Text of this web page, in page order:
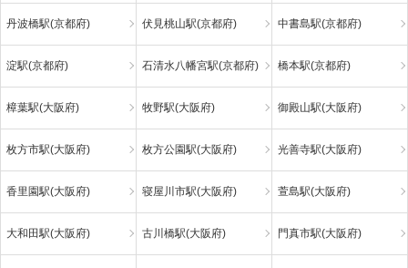
丹波橋駅(京都府) 伏見桃山駅(京都府) 中書島駅(京都府)
淀駅(京都府) 石清水八幡宮駅(京都府) 橋本駅(京都府)
樟葉駅(大阪府) 牧野駅(大阪府) 御殿山駅(大阪府)
枚方市駅(大阪府) 枚方公園駅(大阪府) 光善寺駅(大阪府)
香里園駅(大阪府) 寝屋川市駅(大阪府) 萱島駅(大阪府)
大和田駅(大阪府) 古川橋駅(大阪府) 門真市駅(大阪府)